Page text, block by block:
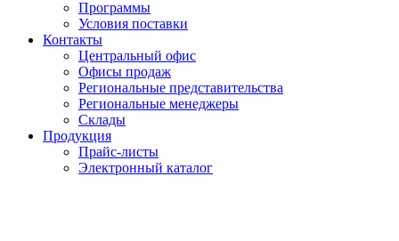
Программы
Условия поставки
Контакты
Центральный офис
Офисы продаж
Региональные представительства
Региональные менеджеры
Склады
Продукция
Прайс-листы
Электронный каталог